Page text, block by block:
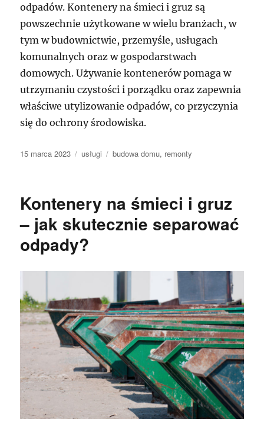
odpadów. Kontenery na śmieci i gruz są
powszechnie użytkowane w wielu branżach, w
tym w budownictwie, przemyśle, usługach
komunalnych oraz w gospodarstwach
domowych. Używanie kontenerów pomaga w
utrzymaniu czystości i porządku oraz zapewnia
właściwe utylizowanie odpadów, co przyczynia
się do ochrony środowiska.
Data
15 marca 2023 Kategorie
usługi Tagi
budowa domu, remonty
Kontenery na śmieci i gruz
– jak skutecznie separować
odpady?